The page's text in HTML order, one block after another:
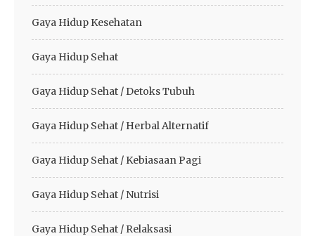
Gaya Hidup Kesehatan
Gaya Hidup Sehat
Gaya Hidup Sehat / Detoks Tubuh
Gaya Hidup Sehat / Herbal Alternatif
Gaya Hidup Sehat / Kebiasaan Pagi
Gaya Hidup Sehat / Nutrisi
Gaya Hidup Sehat / Relaksasi